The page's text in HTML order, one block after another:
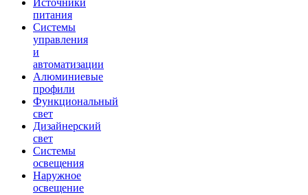
Источники
питания
Системы
управления
и
автоматизации
Алюминиевые
профили
Функциональный
свет
Дизайнерский
свет
Системы
освещения
Наружное
освещение